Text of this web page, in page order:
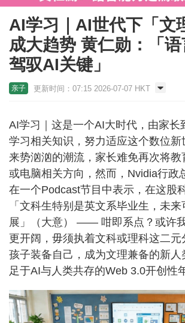
AI学习｜AI世代下「文
成大趋势 黄仁勋：「
驾驭AI关键」
亲子 更新时间：07:15 2026-07-07 HKT
AI学习｜这是一个AI大时代，由家长
学习相关知识，努力适应这个数位
来势汹汹的潮流，家长难免再次将教
或电脑相关方向，然而，Nvidia行政
在一个Podcast节目中表示，在这股
「文科生特别是英文系毕业生，未
展」（大意） —— 咁即系点？或许
更开阔，毋须执着文科或理科这二元
孩子装备自己，成为文理兼备的新人
足于AI与人类共存的Web 3.0开创性